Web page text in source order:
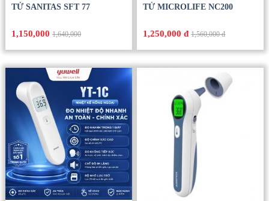
TỬ SANITAS SFT 77
1,150,0001,640,000
TỬ MICROLIFE NC200
1,250,000 đ 1,560,000 đ